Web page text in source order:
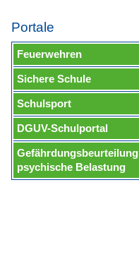
Portale
Feuerwehren
Sichere Schule
Schulsport
DGUV-Schulportal
Gefährdungsbeurteilung
psychische Belastung